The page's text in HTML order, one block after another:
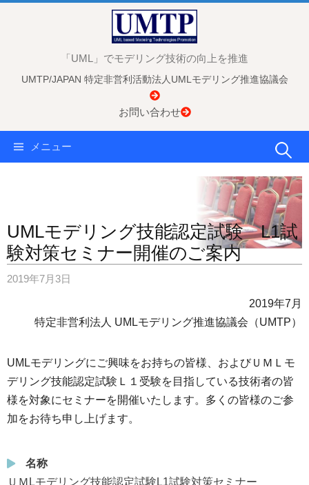
「UML」でモデリング技術の向上を推進
UMTP/JAPAN 特定非営利活動法人UMLモデリング推進協議会
お問い合わせ
メニュー 検
索:
UMLモデリング技能認定試験 L1試
験対策セミナー開催のご案内
2019年7月3日
2019年7月
特定非営利法人 UMLモデリング推進協議会（UMTP）
UMLモデリングにご興味をお持ちの皆様、およびＵＭＬモ
デリング技能認定試験Ｌ１受験を目指している技術者の皆
様を対象にセミナーを開催いたします。多くの皆様のご参
加をお待ち申し上げます。
名称
ＵＭLモデリング技能認定試験L1試験対策セミナー